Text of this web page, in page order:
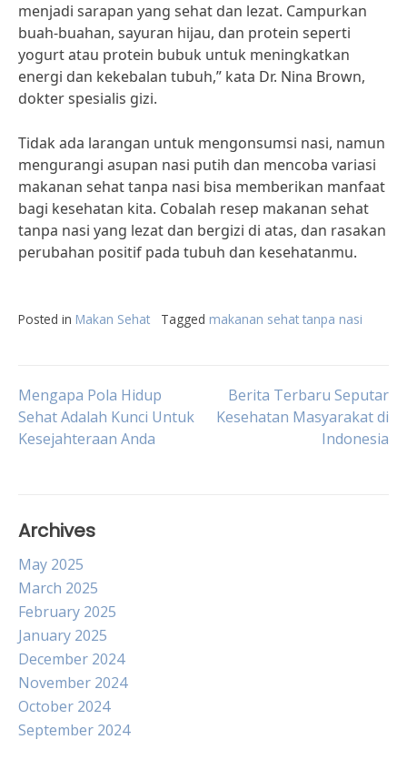
menjadi sarapan yang sehat dan lezat. Campurkan
buah-buahan, sayuran hijau, dan protein seperti
yogurt atau protein bubuk untuk meningkatkan
energi dan kekebalan tubuh,” kata Dr. Nina Brown,
dokter spesialis gizi.
Tidak ada larangan untuk mengonsumsi nasi, namun
mengurangi asupan nasi putih dan mencoba variasi
makanan sehat tanpa nasi bisa memberikan manfaat
bagi kesehatan kita. Cobalah resep makanan sehat
tanpa nasi yang lezat dan bergizi di atas, dan rasakan
perubahan positif pada tubuh dan kesehatanmu.
Posted in Makan Sehat Tagged makanan sehat tanpa nasi
Post
navigation
Mengapa Pola Hidup
Sehat Adalah Kunci Untuk
Kesejahteraan Anda
Berita Terbaru Seputar
Kesehatan Masyarakat di
Indonesia
Archives
May 2025
March 2025
February 2025
January 2025
December 2024
November 2024
October 2024
September 2024